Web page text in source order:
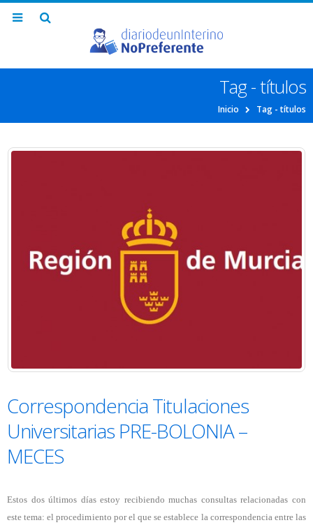
Tag - títulos
Inicio Tag -títulos
Correspondencia Titulaciones
Universitarias PRE-BOLONIA –
MECES
Estos dos últimos días estoy recibiendo muchas consultas relacionadas con
este tema: el procedimiento por el que se establece la correspondencia entre las